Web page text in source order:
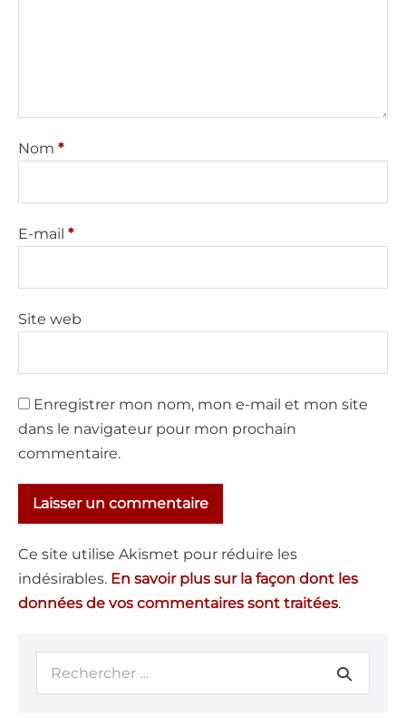
Nom *
E-mail *
Site web
Enregistrer mon nom, mon e-mail et mon site
dans le navigateur pour mon prochain
commentaire.
Ce site utilise Akismet pour réduire les
indésirables. En savoir plus sur la façon dont les
données de vos commentaires sont traitées.